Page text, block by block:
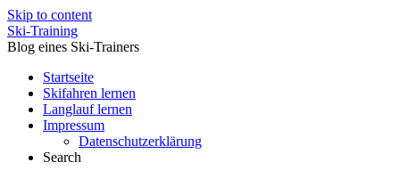
Skip to content
Ski-Training
Blog eines Ski-Trainers
Startseite
Skifahren lernen
Langlauf lernen
Impressum
Datenschutzerklärung
Search